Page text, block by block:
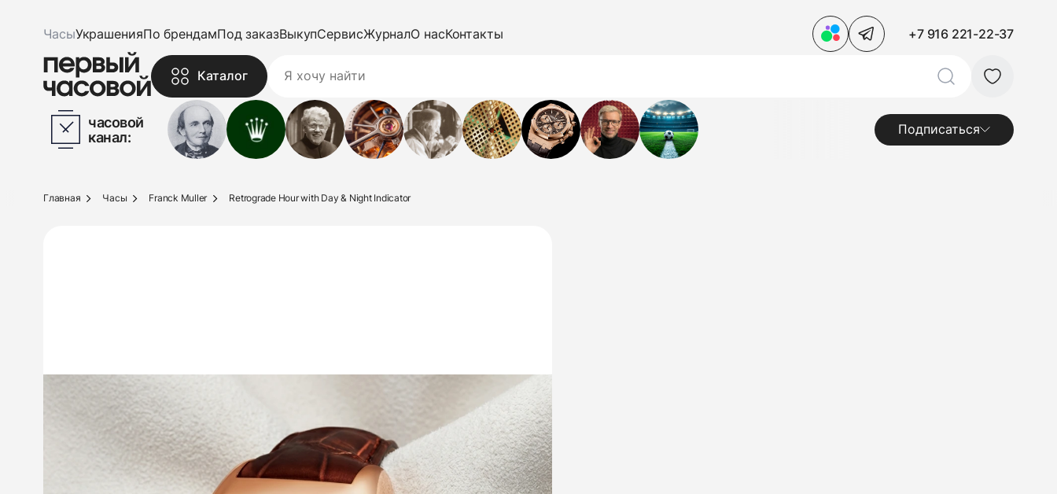
ЧасыУкрашенияПо брендамПод заказВыкупСервисЖурналО насКонтакты +7 916 221-22-37
Каталог
часовой
канал:
Подписаться
Главная Часы Franck Muller Retrograde Hour with Day & Night Indicator